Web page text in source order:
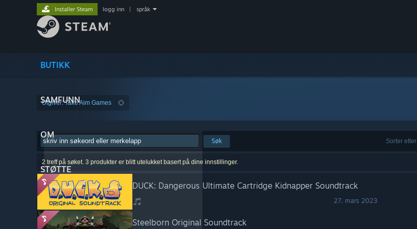
BUTIKK
SAMFUNN
OM
STØTTE
Installer Steam logg inn språk
Utgiver: Take Aim Games
Sorter etter
Søk
2 treff på søket. 3 produkter er blitt utelukket basert på dine innstillinger.
DUCK: Dangerous Ultimate Cartridge Kidnapper Soundtrack
27. mars 2023
Steelborn Original Soundtrack